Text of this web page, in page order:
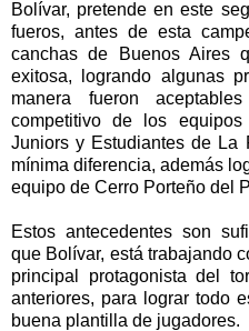
Bolívar, pretende en este
fueros, antes de esta
canchas de Buenos Aires
exitosa, logrando algunas
manera fueron
competitivo de los equipos
Juniors y Estudiantes de La
mínima diferencia, además
equipo de Cerro Porteño del
Estos antecedentes son
que Bolívar, está trabajando
principal protagonista del
anteriores, para lograr todo
buena plantilla de jugadores.